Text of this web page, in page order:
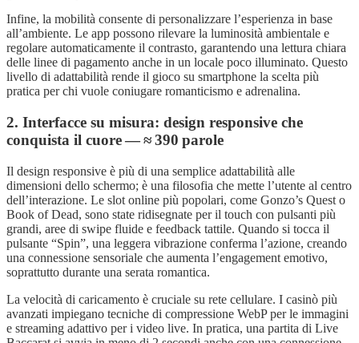
Infine, la mobilità consente di personalizzare l’esperienza in base
all’ambiente. Le app possono rilevare la luminosità ambientale e
regolare automaticamente il contrasto, garantendo una lettura chiara
delle linee di pagamento anche in un locale poco illuminato. Questo
livello di adattabilità rende il gioco su smartphone la scelta più
pratica per chi vuole coniugare romanticismo e adrenalina.
2. Interfacce su misura: design responsive che
conquista il cuore — ≈ 390 parole
Il design responsive è più di una semplice adattabilità alle
dimensioni dello schermo; è una filosofia che mette l’utente al centro
dell’interazione. Le slot online più popolari, come Gonzo’s Quest o
Book of Dead, sono state ridisegnate per il touch con pulsanti più
grandi, aree di swipe fluide e feedback tattile. Quando si tocca il
pulsante “Spin”, una leggera vibrazione conferma l’azione, creando
una connessione sensoriale che aumenta l’engagement emotivo,
soprattutto durante una serata romantica.
La velocità di caricamento è cruciale su rete cellulare. I casinò più
avanzati impiegano tecniche di compressione WebP per le immagini
e streaming adattivo per i video live. In pratica, una partita di Live